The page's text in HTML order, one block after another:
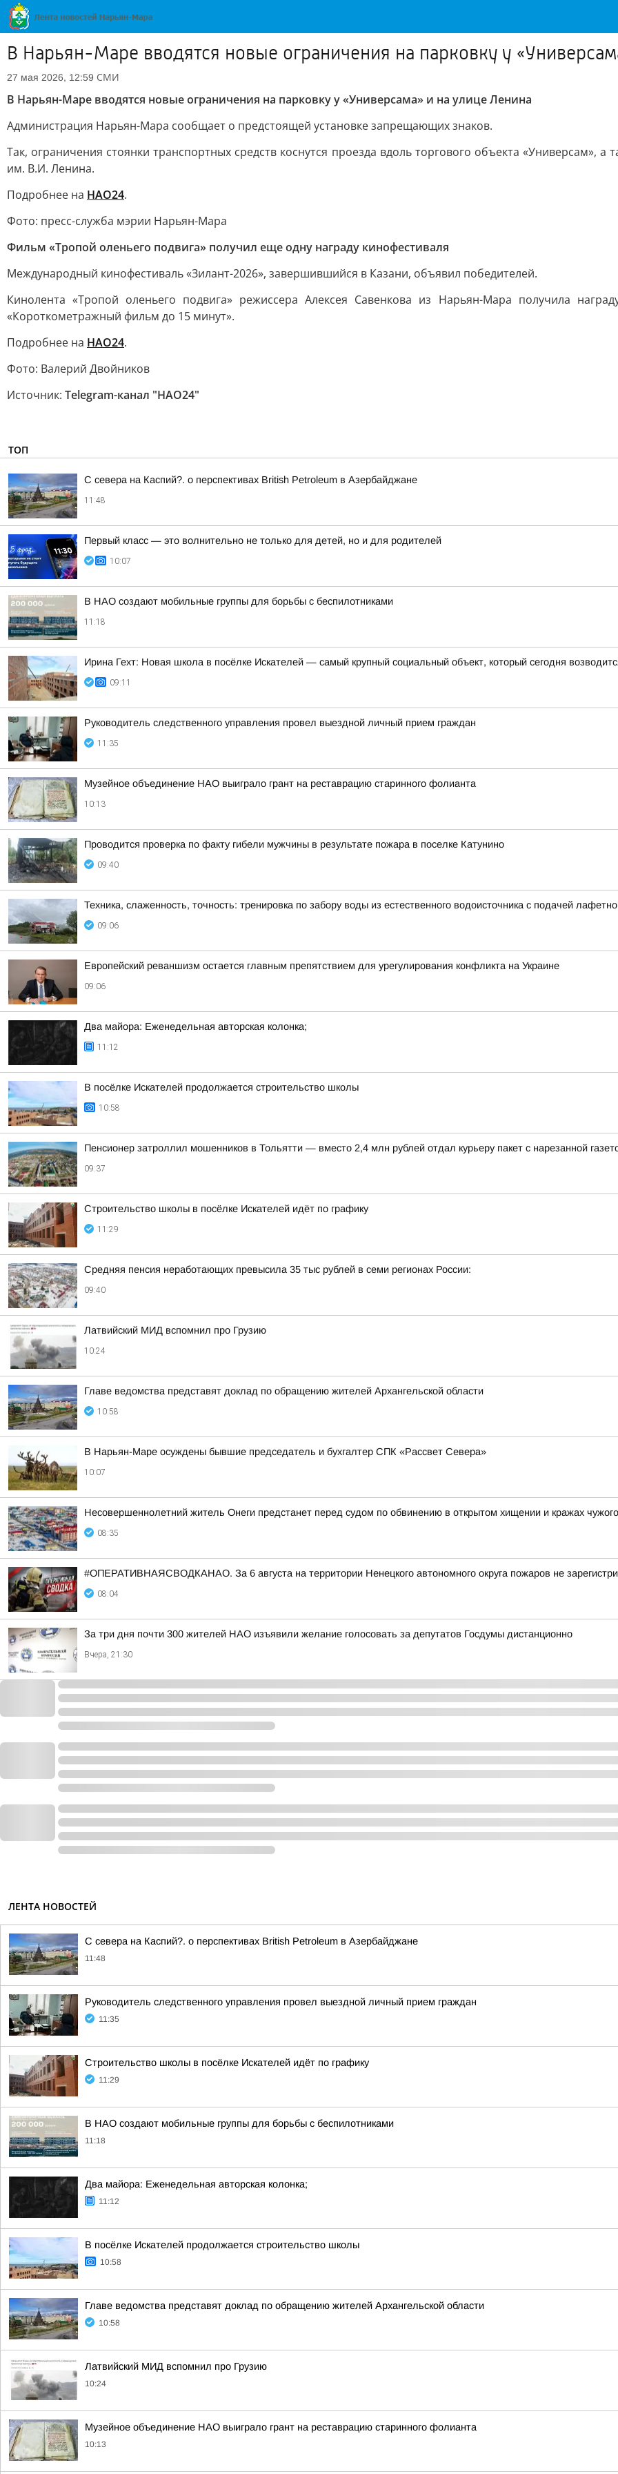
В Нарьян-Маре вводятся новые ограничения на парковку у
27 мая 2026, 12:59 СМИ
В Нарьян-Маре вводятся новые ограничения на парковку у «Универсама» и на улице Ленина
Администрация Нарьян-Мара сообщает о предстоящей установке запрещающих знаков.
Так, ограничения стоянки транспортных средств коснутся проезда вдоль торгового объекта
им. В.И. Ленина.
Подробнее на НАО24.
Фото: пресс-служба мэрии Нарьян-Мара
Фильм «Тропой оленьего подвига» получил еще одну награду кинофестиваля
Международный кинофестиваль «Зилант-2026», завершившийся в Казани, объявил победителей.
Кинолента «Тропой оленьего подвига» режиссера Алексея Савенкова из Нарьян-Мара получила
«Короткометражный фильм до 15 минут».
Подробнее на НАО24.
Фото: Валерий Двойников
Источник: Telegram-канал "НAO24"
ТОП
С севера на Каспий?. о перспективах British Petroleum в Азербайджане
11:48
Первый класс — это волнительно не только для детей, но и для родителей
10:07
В НАО создают мобильные группы для борьбы с беспилотниками
11:18
Ирина Гехт: Новая школа в посёлке Искателей — самый крупный социальный объект, который сегодня
09:11
Руководитель следственного управления провел выездной личный прием граждан
11:35
Музейное объединение НАО выиграло грант на реставрацию старинного фолианта
10:13
Проводится проверка по факту гибели мужчины в результате пожара в поселке Катунино
09:40
Техника, слаженность, точность: тренировка по забору воды из естественного водоисточника с подачей
09:06
Европейский реваншизм остается главным препятствием для урегулирования конфликта на Украине
09:06
Два майора: Еженедельная авторская колонка;
11:12
В посёлке Искателей продолжается строительство школы
10:58
Пенсионер затроллил мошенников в Тольятти — вместо 2,4 млн рублей отдал курьеру пакет с нарезанной
09:37
Строительство школы в посёлке Искателей идёт по графику
11:29
Средняя пенсия неработающих превысила 35 тыс рублей в семи регионах России:
09:40
Латвийский МИД вспомнил про Грузию
10:24
Главе ведомства представят доклад по обращению жителей Архангельской области
10:58
В Нарьян-Маре осуждены бывшие председатель и бухгалтер СПК «Рассвет Севера»
10:07
Несовершеннолетний житель Онеги предстанет перед судом по обвинению в открытом хищении и кражах
08:35
#ОПЕРАТИВНАЯСВОДКАНАО. За 6 августа на территории Ненецкого автономного округа пожаров не
08:04
За три дня почти 300 жителей НАО изъявили желание голосовать за депутатов Госдумы дистанционно
Вчера, 21:30
ЛЕНТА НОВОСТЕЙ
С севера на Каспий?. о перспективах British Petroleum в Азербайджане
11:48
Руководитель следственного управления провел выездной личный прием граждан
11:35
Строительство школы в посёлке Искателей идёт по графику
11:29
В НАО создают мобильные группы для борьбы с беспилотниками
11:18
Два майора: Еженедельная авторская колонка;
11:12
В посёлке Искателей продолжается строительство школы
10:58
Главе ведомства представят доклад по обращению жителей Архангельской области
10:58
Латвийский МИД вспомнил про Грузию
10:24
Музейное объединение НАО выиграло грант на реставрацию старинного фолианта
10:13